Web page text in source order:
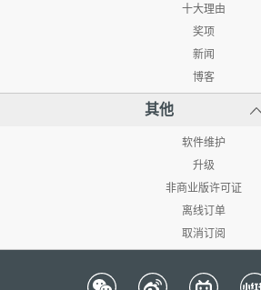
十大理由
奖项
新闻
博客
其他
软件维护
升级
非商业版许可证
离线订单
取消订阅